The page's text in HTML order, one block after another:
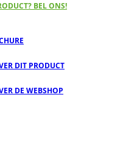
BEL ONS!
DIT PRODUCT
DE WEBSHOP